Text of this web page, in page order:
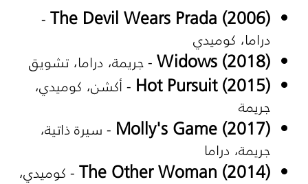
The Devil Wears Prada (2006)
-
دراما، كوميدي
Widows (2018)- جريمة، دراما، تشويق
Hot Pursuit (2015) - أكشن، كوميدي،
جريمة
Molly's Game (2017) - سيرة ذاتية،
جريمة، دراما
The Other Woman (2014)- كوميدي،